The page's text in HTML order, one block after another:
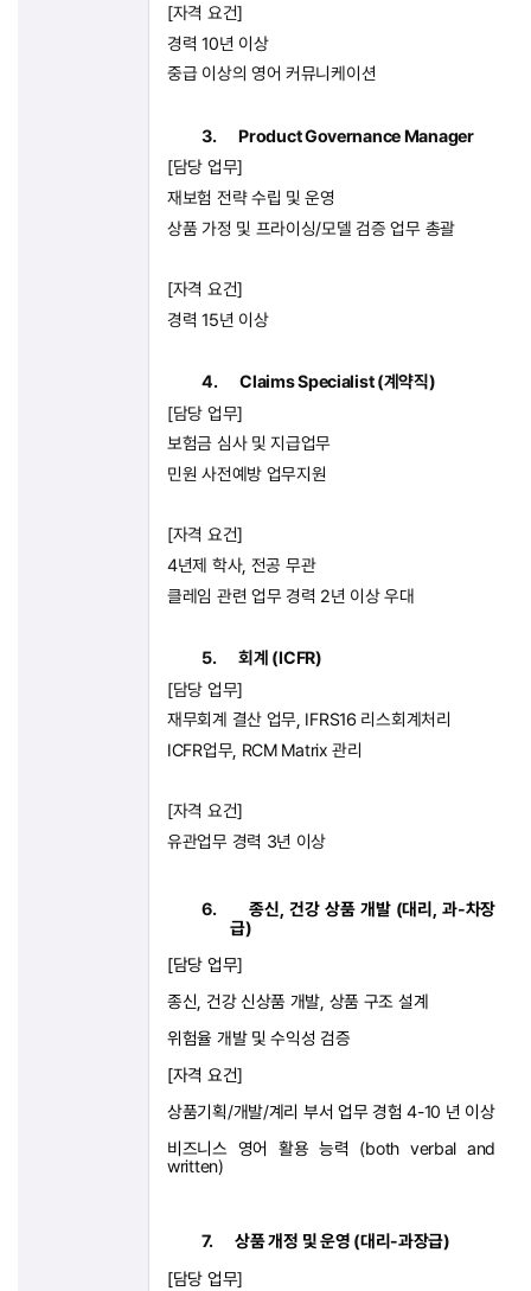
[자격 요건]
경력 10년 이상
중급 이상의 영어 커뮤니케이션
3.
Product Governance Manager
[담당 업무]
재보험 전략 수립 및 운영
상품 가정 및 프라이싱/모델 검증 업무 총괄
[자격 요건]
경력 15년 이상
4. Claims Specialist (계약직)
[담당 업무]
보험금 심사 및 지급업무
민원 사전예방 업무지원
[자격 요건]
4년제 학사, 전공 무관
클레임 관련 업무 경력 2년 이상 우대
5. 회계 (ICFR)
[담당 업무]
재무회계 결산 업무 , IFRS16 리스회계처리
ICFR업무, RCM Matrix관리
[자격 요건]
유관업무 경력 3년 이상
6. 종신, 건강 상품 개발 (대리,과-차장
급)
[담당 업무]
종신, 건강 신상품 개발, 상품 구조 설계
위험율 개발 및 수익성 검증
[자격 요건]
상품기획/개발/계리 부서 업무 경험 4-10 년 이상
비즈니스 영어 활용 능력 (both verbal and
written)
7. 상품 개정 및 운영 (대리-과장급)
[담당 업무]